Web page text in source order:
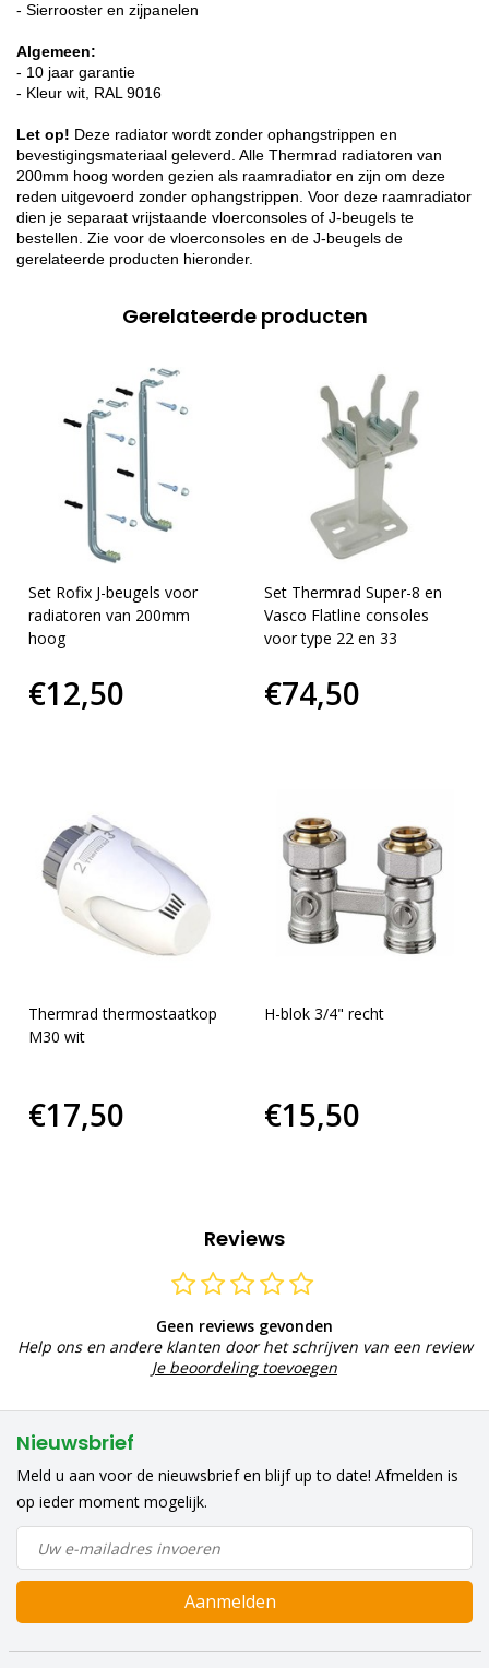
- Sierrooster en zijpanelen
Algemeen:
- 10 jaar garantie
- Kleur wit, RAL 9016
Let op! Deze radiator wordt zonder ophangstrippen en
bevestigingsmateriaal geleverd. Alle Thermrad radiatoren van
200mm hoog worden gezien als raamradiator en zijn om deze
reden uitgevoerd zonder ophangstrippen. Voor deze raamradiator
dien je separaat vrijstaande vloerconsoles of J-beugels te
bestellen. Zie voor de vloerconsoles en de J-beugels de
gerelateerde producten hieronder.
Gerelateerde producten
Set Rofix J-beugels voor
radiatoren van 200mm
hoog
€12,50
Set Thermrad Super-8 en
Vasco Flatline consoles
voor type 22 en 33
€74,50
Thermrad thermostaatkop
M30 wit
€17,50
H-blok 3/4" recht
€15,50
Reviews
Geen reviews gevonden
Help ons en andere klanten door het schrijven van een review
Je beoordeling toevoegen
Nieuwsbrief
Meld u aan voor de nieuwsbrief en blijf up to date! Afmelden is
op ieder moment mogelijk.
Aanmelden